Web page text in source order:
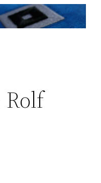
Rolf